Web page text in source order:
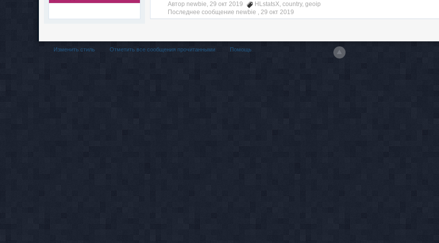
Автор newbie, 29 окт 2019
HLstatsX,country,geoip
Последнее сообщение newbie ,29 окт 2019
Изменить стиль Отметить все сообщения прочитанными Помощь